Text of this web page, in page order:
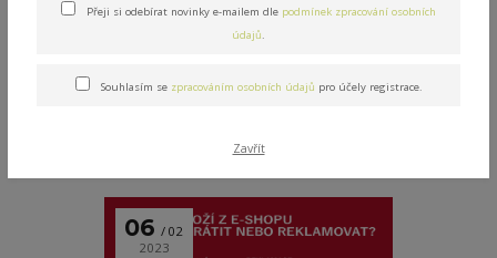
Blog
06
02
2023
Přeji si odebírat novinky e-mailem dle podmínek zpracování osobních
údajů.
Souhlasím se zpracováním osobních údajů pro účely registrace.
Zavřít